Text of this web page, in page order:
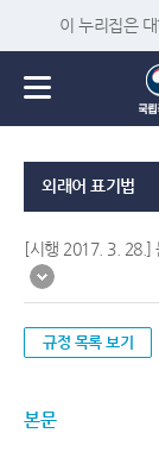
이 누리집은
외래어 표기법
[시행 2017. 3. 28.]
규정 목록 보기
본문